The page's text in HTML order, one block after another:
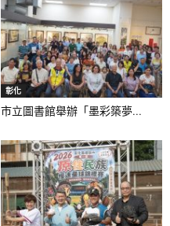
彰化
市立圖書館舉辦「墨彩築夢...